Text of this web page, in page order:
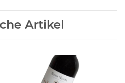
Artikel